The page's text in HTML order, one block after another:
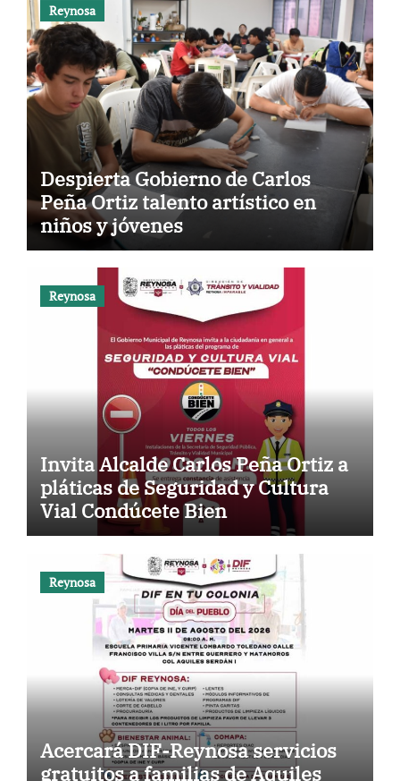
Reynosa
Despierta Gobierno de Carlos
Peña Ortiz talento artístico en
niños y jóvenes
Reynosa
Invita Alcalde Carlos Peña Ortiz a
pláticas de Seguridad y Cultura
Vial Condúcete Bien
Reynosa
Acercará DIF-Reynosa servicios
gratuitos a familias de Aquiles